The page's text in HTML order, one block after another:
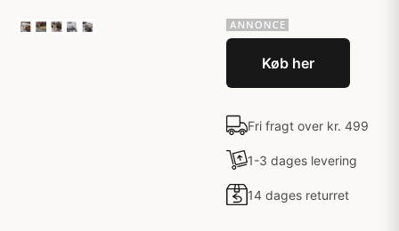
Køb her
Fri fragt over kr. 499
1-3 dages levering
14 dages returret